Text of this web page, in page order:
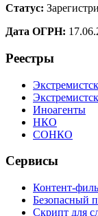
Статус:
Дата ОГРН:
Реестры
Иноагенты
НКО
СОНКО
Сервисы
Контент-
Безопасный
Скрипт для